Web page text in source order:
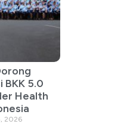
BKK 5.0
Health
2026